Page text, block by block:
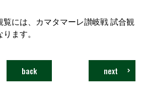
覧には、カマタマーレ讃岐戦 試合観
ます。
next
back